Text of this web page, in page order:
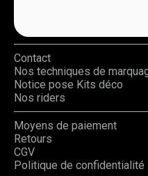
Contact
Nos techniques de
Notice pose Kits déco
Nos riders
Moyens de paiement
Retours
CGV
Politique de confidentialité